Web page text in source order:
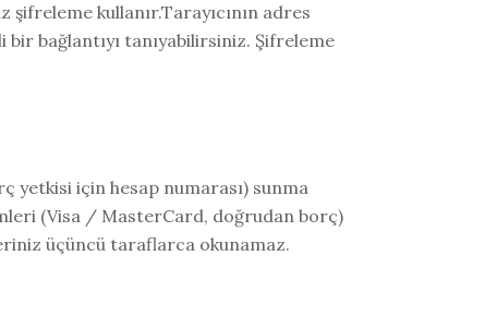
kullanır.Tarayıcının adres
bir bağlantıyı tanıyabilirsiniz. Şifreleme
yetkisi için hesap numarası) sunma
(Visa / MasterCard, doğrudan borç)
üçüncü taraflarca okunamaz.